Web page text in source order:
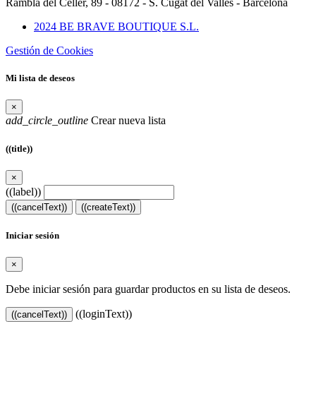
Rambla del Celler, 89 - 08172 - S. Cugat del Vallès - Barcelona
2024 BE BRAVE BOUTIQUE S.L.
Gestión de Cookies
Mi lista de deseos
×
add_circle_outline Crear nueva lista
((title))
×
((label))
((cancelText)) ((createText))
Iniciar sesión
×
Debe iniciar sesión para guardar productos en su lista de deseos.
((cancelText)) ((loginText))